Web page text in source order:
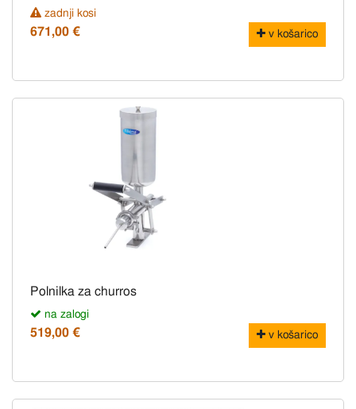
zadnji kosi
671,00 € v košarico
Polnilka za churros
na zalogi
519,00 € v košarico